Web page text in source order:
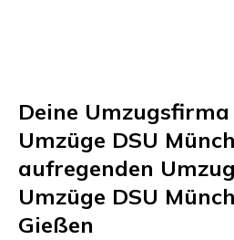
Deine Umzugsfirma
Umzüge DSU
aufregenden
Umzüge DSU
Gießen